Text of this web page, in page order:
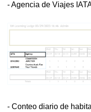
- Agencia de Viajes
- Conteo diario de